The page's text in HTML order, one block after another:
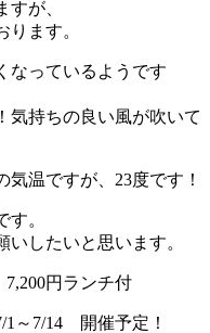
が、
ます。
なっているようです
気持ちの良い風が吹いて
温ですが、23度です！
。
したいと思います。
円ランチ付
～7/14 開催予定！